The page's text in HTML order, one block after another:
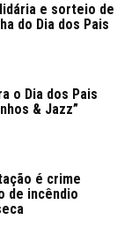
e sorteio de
do Dia dos Pais
o Dia dos Pais
& Jazz”
é crime
de incêndio